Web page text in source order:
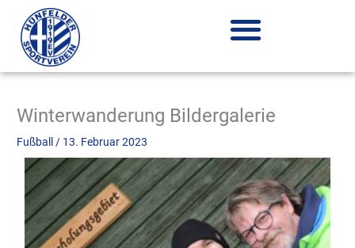
Inhalt
springen
Winterwanderung Bildergalerie
Fußball / 13. Februar 2023